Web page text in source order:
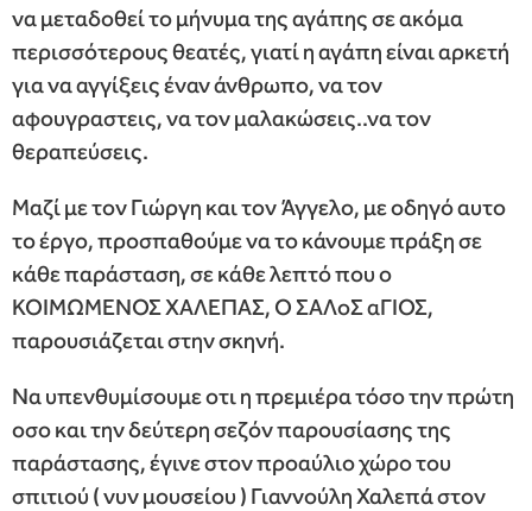
να μεταδοθεί το μήνυμα της αγάπης σε ακόμα
περισσότερους θεατές, γιατί η αγάπη είναι αρκετή
για να αγγίξεις έναν άνθρωπο, να τον
αφουγραστεις, να τον μαλακώσεις..να τον
θεραπεύσεις.
Μαζί με τον Γιώργη και τον Άγγελο, με οδηγό αυτο
το έργο, προσπαθούμε να το κάνουμε πράξη σε
κάθε παράσταση, σε κάθε λεπτό που ο
ΚΟΙΜΩΜΕΝΟΣ ΧΑΛΕΠΑΣ, Ο ΣΑΛοΣ αΓΙΟΣ,
παρουσιάζεται στην σκηνή.
Να υπενθυμίσουμε οτι η πρεμιέρα τόσο την πρώτη
οσο και την δεύτερη σεζόν παρουσίασης της
παράστασης, έγινε στον προαύλιο χώρο του
σπιτιού ( νυν μουσείου ) Γιαννούλη Χαλεπά στον